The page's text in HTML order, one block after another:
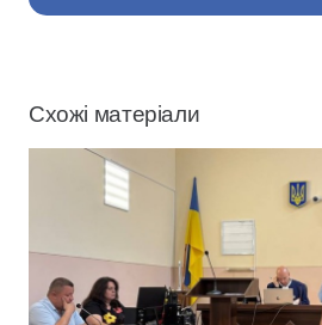
Схожі матеріали